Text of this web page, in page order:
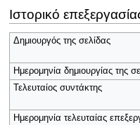
Ιστορικό
Δημιουργός της σελίδας
Ημερομηνία δημιουργίας της
Τελευταίος συντάκτης
Ημερομηνία τελευταίας